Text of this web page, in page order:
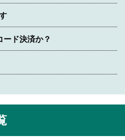
ド決済か？